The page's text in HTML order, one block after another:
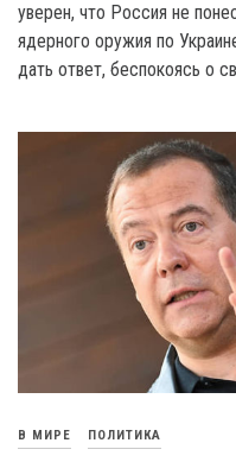
уверен, что Россия не
ядерного оружия по
дать ответ, беспокоясь о
В МИРЕ ПОЛИТИКА